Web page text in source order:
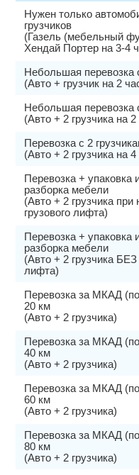
Нужен только
грузчиков
(Газель (мебельный
Хендай Портер на 3-4
Небольшая перевозка
(Авто + грузчик на 2
Небольшая перевозка
(Авто + 2 грузчика на
Перевозка с 2
(Авто + 2 грузчика на
Перевозка + упаковка
разборка мебели
(Авто + 2 грузчика при
грузового лифта)
Перевозка + упаковка
разборка мебели
(Авто + 2 грузчика БЕЗ
лифта)
Перевозка за МКАД
20 км
(Авто + 2 грузчика)
Перевозка за МКАД
40 км
(Авто + 2 грузчика)
Перевозка за МКАД
60 км
(Авто + 2 грузчика)
Перевозка за МКАД
80 км
(Авто + 2 грузчика)